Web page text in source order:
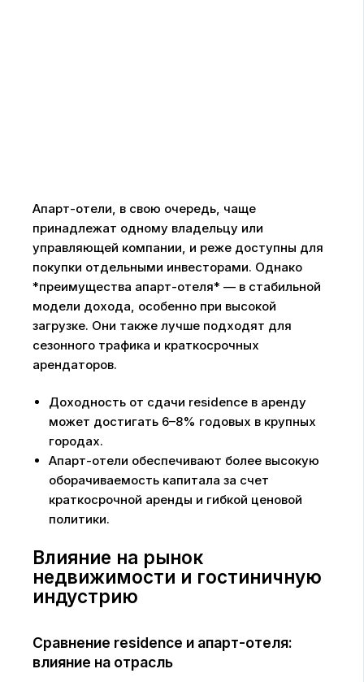
Апарт-отели, в свою очередь, чаще
принадлежат одному владельцу или
управляющей компании, и реже доступны для
покупки отдельными инвесторами. Однако
*преимущества апарт-отеля* — в стабильной
модели дохода, особенно при высокой
загрузке. Они также лучше подходят для
сезонного трафика и краткосрочных
арендаторов.
Доходность от сдачи residence в аренду
может достигать 6–8% годовых в крупных
городах.
Апарт-отели обеспечивают более высокую
оборачиваемость капитала за счет
краткосрочной аренды и гибкой ценовой
политики.
Влияние на рынок
недвижимости и гостиничную
индустрию
Сравнение residence и апарт-отеля:
влияние на отрасль